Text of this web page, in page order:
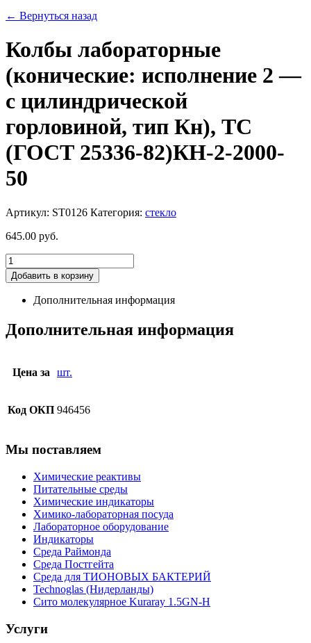
← Вернуться назад
Колбы лабораторные
(конические: исполнение 2 —
с цилиндрической
горловиной, тип Кн), ТС
(ГОСТ 25336-82)КН-2-2000-
50
Артикул: ST0126 Категория: стекло
645.00 руб.
Добавить в корзину
Дополнительная информация
Дополнительная информация
Цена за шт.
Код ОКП 946456
Мы поставляем
Химические реактивы
Питательные среды
Химические индикаторы
Химико-лабораторная посуда
Лабораторное оборудование
Индикаторы
Среда Раймонда
Среда Постгейта
Среда для ТИОНОВЫХ БАКТЕРИЙ
Technoglas (Нидерланды)
Сито молекулярное Kuraray 1.5GN-H
Услуги